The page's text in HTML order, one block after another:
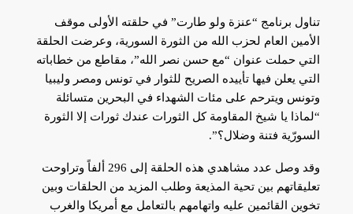
تناول برنامج “عنزة ولو طارت” في حلقته الأولى موقف
الأمين العام لحزب الله من الثورة السورية، وعرضت الحلقة
التي حملت عنوان “مع حسن نصر الله”، مقاطع من خطاباته
التي يعلن فيها تأييده الصريح للثوار في تونس ومصر وليبيا
وتونس ويترحم على مئات الشهداء في البحرين متسائلة
“لماذا يا شيخ المقاومة كل الثورات عندك ثورات إلا الثورة
السورّية فتنة وضلال؟”.
وقد وصل عدد مشاهدي هذه الحلقة إلى 296 ألفاً وتراوحت
تعليقاتهم بين تحية المذيعة وطلب المزيد من الحلقات وبين
تخوين القائمين عليه واتهامهم بالتعامل مع أمريكا والغرب